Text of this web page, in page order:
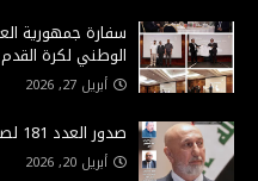
سفارة جمهورية
الوطني لكرة
أبريل 27, 2026
صدور العدد 181 لصحيفة الحدث الاسبوعي من لندن
أبريل 20, 2026